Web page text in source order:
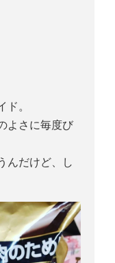
ド。
よさに毎度び
んだけど、し